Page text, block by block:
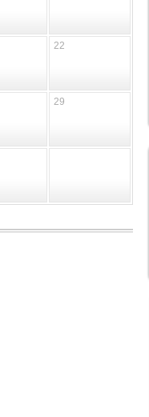
22
29